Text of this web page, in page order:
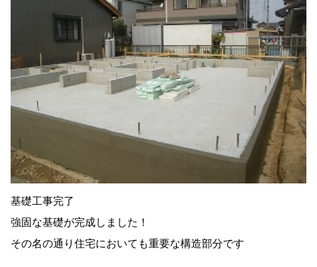
基礎工事完了
強固な基礎が完成しました！
その名の通り住宅においても重要な構造部分です